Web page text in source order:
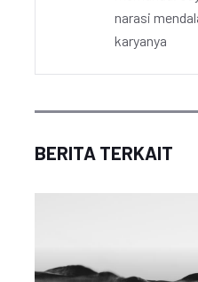
narasi
karyanya
BERITA TERKAIT